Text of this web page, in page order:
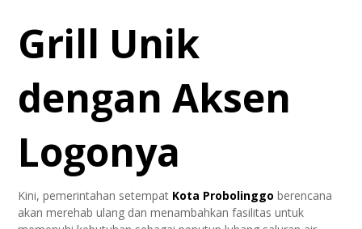
Grill Unik
dengan Aksen
Logonya
Kini, pemerintahan setempat Kota Probolinggo berencana
akan merehab ulang dan menambahkan fasilitas untuk